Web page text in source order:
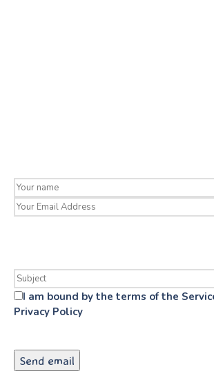
I am bound by the terms of the
Privacy Policy